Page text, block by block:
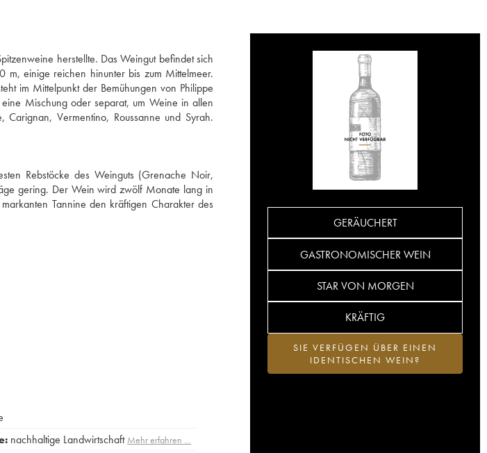
herstellte. Das Weingut befindet sich
einige reichen hinunter bis zum Mittelmeer.
im Mittelpunkt der Bemühungen von Philippe
Mischung oder separat, um Weine in allen
Vermentino, Roussanne und Syrah.
Rebstöcke des Weinguts (Grenache Noir,
gering. Der Wein wird zwölf Monate lang in
Tannine den kräftigen Charakter des
GERÄUCHERT
GASTRONOMISCHER WEIN
STAR VON MORGEN
KRÄFTIG
SIE VERFÜGEN ÜBER EINEN
IDENTISCHEN WEIN?
nachhaltige Landwirtschaft Mehr erfahren …